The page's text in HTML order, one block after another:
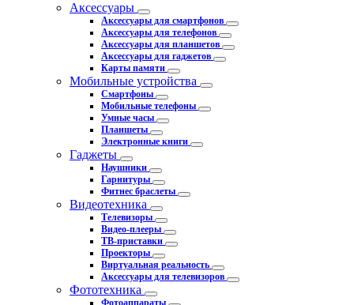
Аксессуары
Аксессуары для смартфонов
Аксессуары для телефонов
Аксессуары для планшетов
Аксессуары для гаджетов
Карты памяти
Мобильные устройства
Смартфоны
Мобильные телефоны
Умные часы
Планшеты
Электронные книги
Гаджеты
Наушники
Гарнитуры
Фитнес браслеты
Видеотехника
Телевизоры
Видео-плееры
ТВ-приставки
Проекторы
Виртуальная реальность
Аксессуары для телевизоров
Фототехника